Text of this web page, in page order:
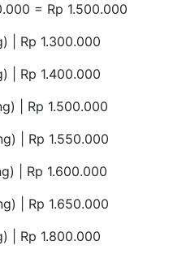
= Rp 1.500.000
| Rp 1.300.000
| Rp 1.400.000
| Rp 1.500.000
| Rp 1.550.000
| Rp 1.600.000
| Rp 1.650.000
| Rp 1.800.000